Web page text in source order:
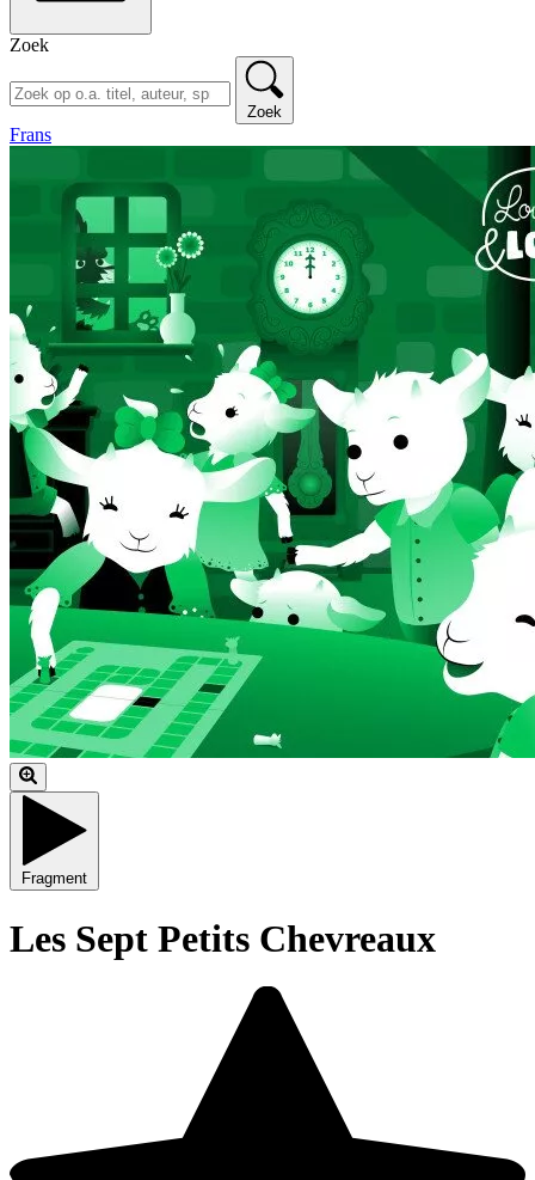
Zoek
Zoek
Frans
Fragment
Les Sept Petits Chevreaux